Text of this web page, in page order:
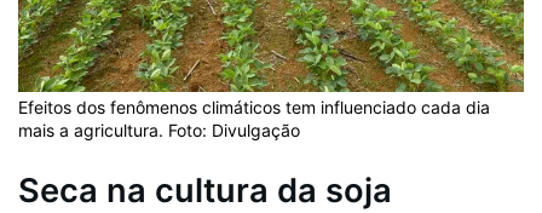
Efeitos dos fenômenos climáticos tem influenciado cada dia
mais a agricultura. Foto: Divulgação
Seca na cultura da soja